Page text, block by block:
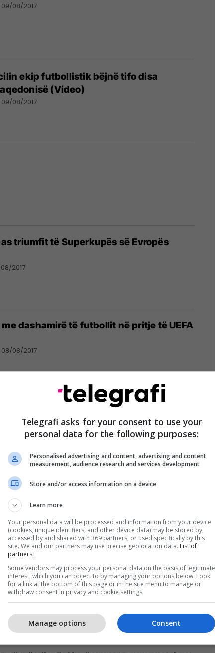
09/08/2017
ekip futbollistik bëjnë tifo disa
(Video)
09/08/2017
triumfit të Superkupës së Evropës
2017
dashamirë të futbollit në pritje të UEFA
08/08/2017
sot është kryeqytet i futbollit
(Foto)
Telegrafi asks for your consent to use your
personal data for the following purposes:
Personalised advertising and content, advertising and content
measurement, audience research and services development
Store and/or access information on a device
Learn more
Your personal data will be processed and information from your device
(cookies, unique identifiers, and other device data) may be stored by,
accessed by and shared with 369 partners, or used specifically by this
site. We and our partners may use precise geolocation data. List of
partners.
Some vendors may process your personal data on the basis of legitimate
interest, which you can object to by managing your options below. Look
for a link at the bottom of this page or in the site menu to manage or
withdraw consent in privacy and cookie settings.
Consent
Manage options